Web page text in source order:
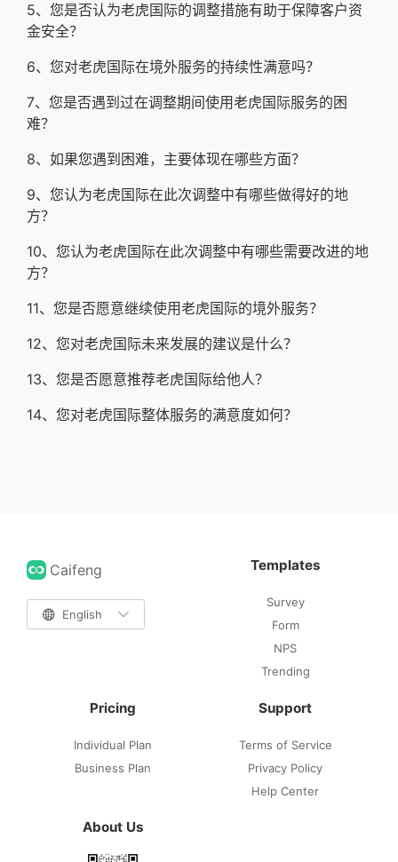
5、您是否认为老虎国际的调整措施有助于保障客户资
金安全？
6、您对老虎国际在境外服务的持续性满意吗？
7、您是否遇到过在调整期间使用老虎国际服务的困
难？
8、如果您遇到困难，主要体现在哪些方面？
9、您认为老虎国际在此次调整中有哪些做得好的地
方？
10、您认为老虎国际在此次调整中有哪些需要改进的地
方？
11、您是否愿意继续使用老虎国际的境外服务？
12、您对老虎国际未来发展的建议是什么？
13、您是否愿意推荐老虎国际给他人？
14、您对老虎国际整体服务的满意度如何？
Caifeng
 English 
Templates
Survey
Form
NPS
Trending
Pricing
Individual Plan
Business Plan
Support
Terms of Service
Privacy Policy
Help Center
About Us